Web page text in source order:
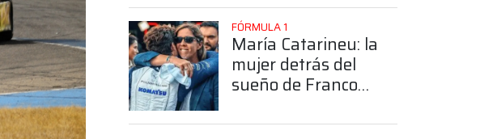
FÓRMULA 1
María Catarineu: la
mujer detrás del
sueño de Franco
Fórmula 1